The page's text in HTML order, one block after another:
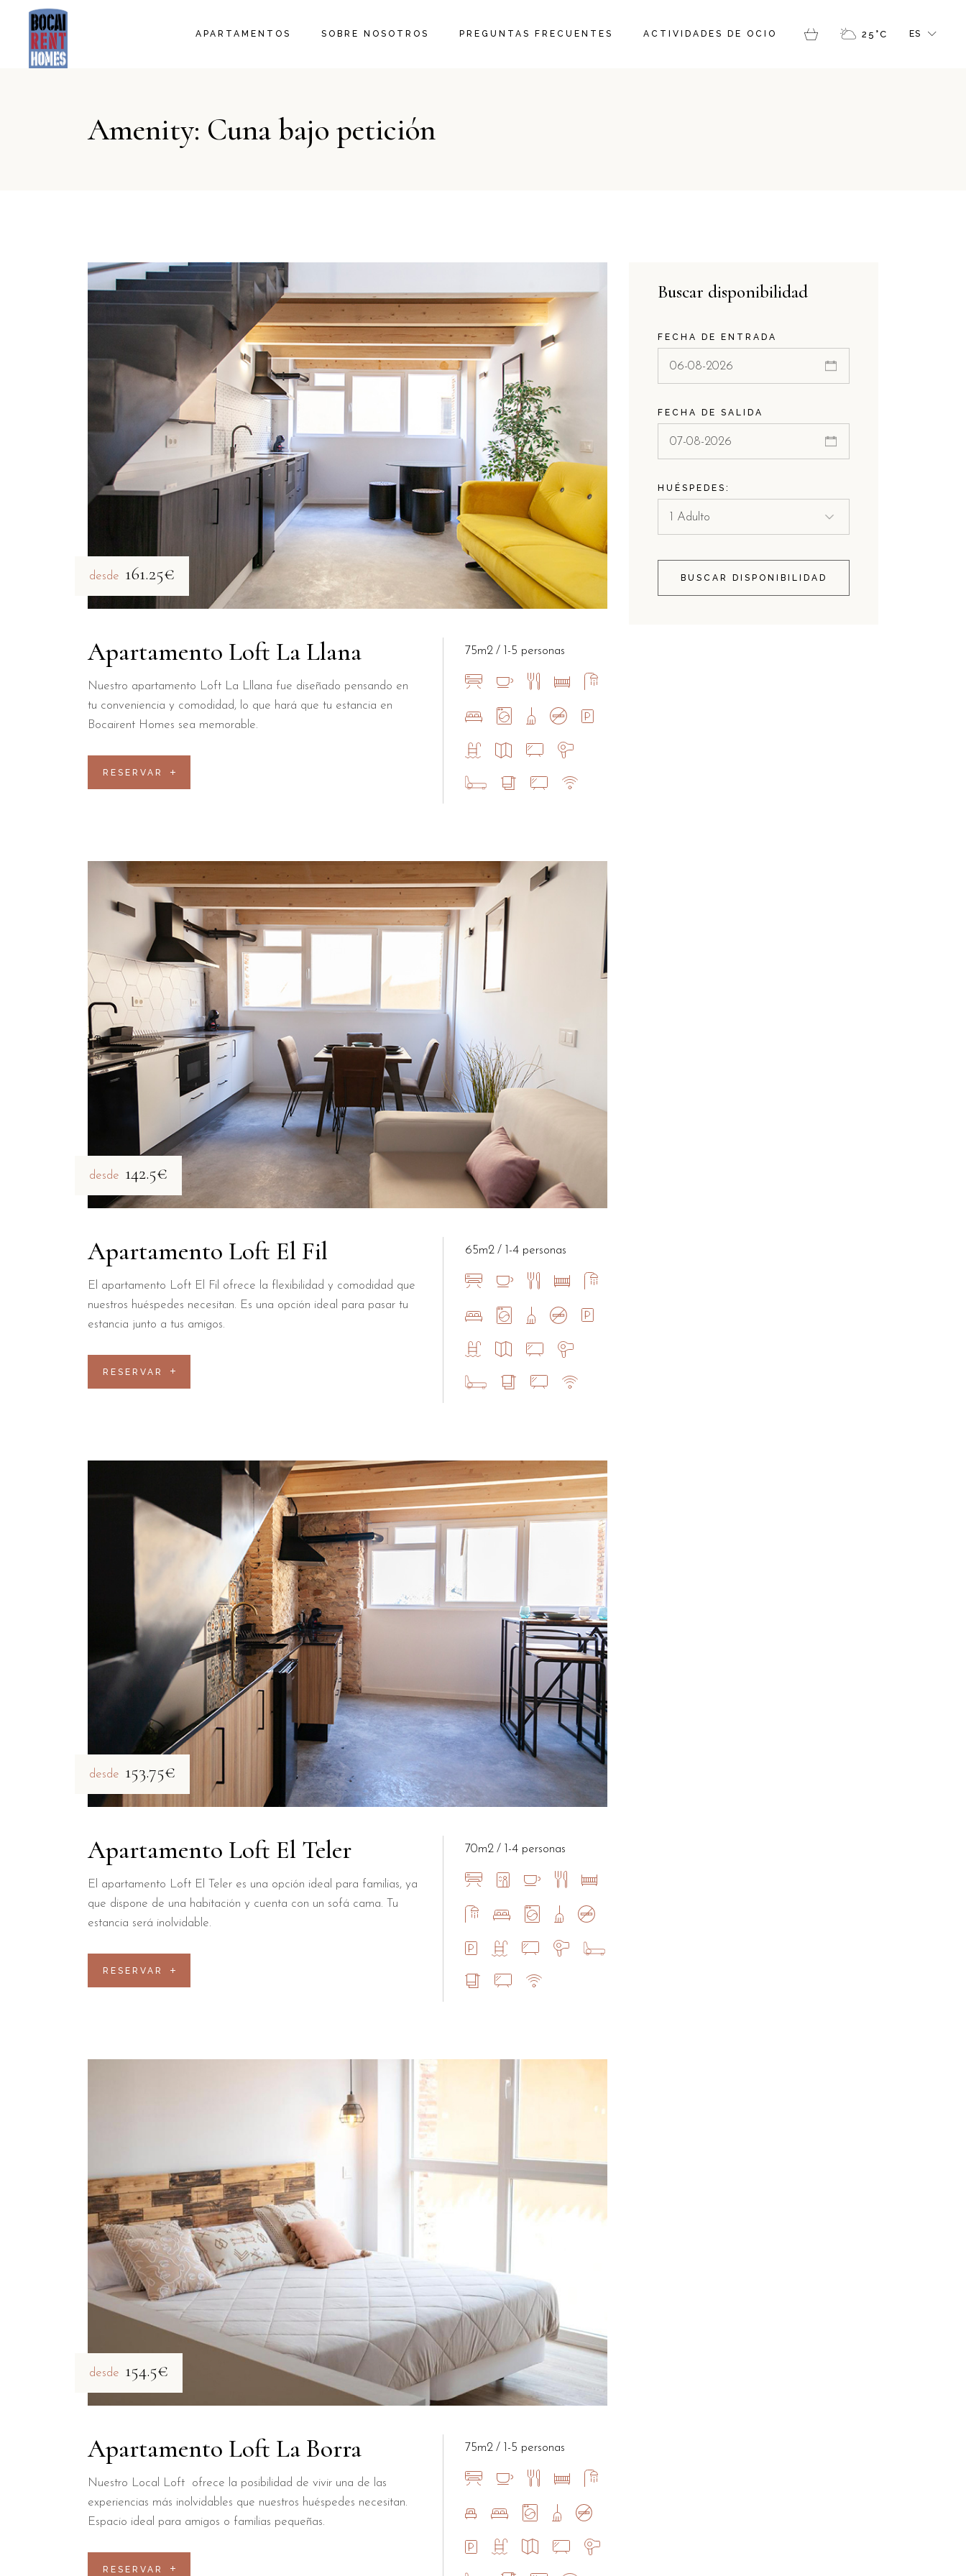
APARTAMENTOS
EL FIL
SOBRE NOSOTROS PREGUNTAS FRECUENTES ACTIVIDADES DE OCIO 25 °C ES
Amenity: Cuna bajo petición
desde 161.25€
Apartamento Loft La Llana
Nuestro apartamento Loft La Lllana fue diseñado pensando en
tu conveniencia y comodidad, lo que hará que tu estancia en
Bocairent Homes sea memorable.
RESERVAR
75m2 1-5 personas
desde 142.5€
Apartamento Loft El Fil
El apartamento Loft El Fil ofrece la flexibilidad y comodidad que
nuestros huéspedes necesitan. Es una opción ideal para pasar tu
estancia junto a tus amigos.
RESERVAR
65m2 1-4 personas
desde 153.75€
Apartamento Loft El Teler
El apartamento Loft El Teler es una opción ideal para familias, ya
que dispone de una habitación y cuenta con un sofá cama. Tu
estancia será inolvidable.
RESERVAR
70m2 1-4 personas
desde 154.5€
Apartamento Loft La Borra
Nuestro Local Loft ofrece la posibilidad de vivir una de las
experiencias más inolvidables que nuestros huéspedes necesitan.
Espacio ideal para amigos o familias pequeñas.
RESERVAR
75m2 1-5 personas
Buscar disponibilidad
FECHA DE ENTRADA
FECHA DE SALIDA
HUÉSPEDES:
BUSCAR DISPONIBILIDAD